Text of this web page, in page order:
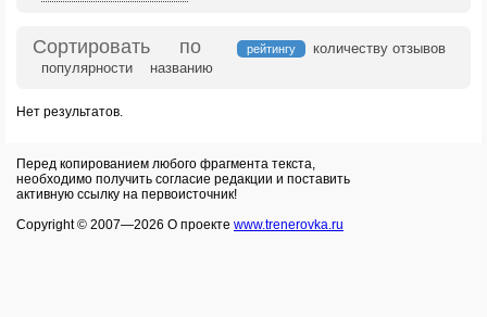
Сортировать по рейтингу
количеству отзывов
популярности
названию
Нет результатов.
Перед копированием любого фрагмента текста,
необходимо получить согласие редакции и поставить
активную ссылку на первоисточник!
Copyright © 2007—2026 О проекте www.trenerovka.ru